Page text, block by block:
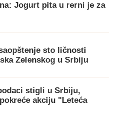
Jogurt pita u rerni je za
sto ličnosti
Zelenskog u Srbiju
stigli u Srbiju,
akciju "Leteća